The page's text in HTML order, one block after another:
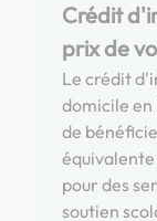
Crédit
prix de
Le crédit
domicile
de
équivalente
pour des
soutien